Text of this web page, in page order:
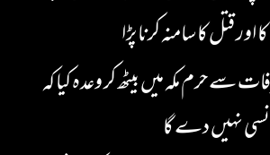
قتل کا سامنہ کرنا پڑا
سے حرم مکہ میں بیٹھ کر وعدہ کیا کہ
نہیں دے گا